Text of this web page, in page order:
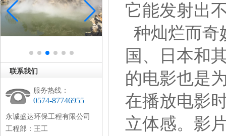
联系我们
服务热线：
0574-87746955
永诚盛达环保工程有限公司
工程部：王工
它能发射出
种灿烂而奇
国、日本和
的电影也是
在播放电影
立体感。影